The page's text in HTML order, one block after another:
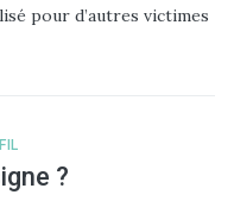
pour d’autres victimes
?